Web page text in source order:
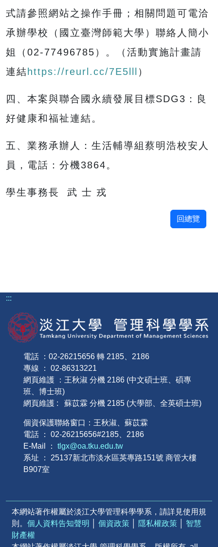
式請參照網站之操作手冊；相關問題可電洽
承辦學校（國立臺灣師範大學）聯絡人簡小
姐（02-77496785）。（活動實施計畫請
連結 https://reurl.cc/7E5lll ）
四、本案與聯合國永續發展目標SDG3：良
好健康和福祉連結。
五、業務承辦人：生活輔導組蔡明浩校安人
員，電話：分機3864。
學生事務長 武 士 戎
回總覽
:::
電話 ：02-26215656 轉 2185、2186
專線 ： 02-86313221
網頁維護 ：王秋淑 分機 2186 (中文碩士班、碩專
班、博士班)
網頁維護 : 蘇苡霖 分機 2185 (大學部、全英碩士班)
個資保護聯絡窗口：王秋淑、蘇苡霖
電話 ： 02-26215656#2185、2186
E-Mail ： tlgx@oa.tku.edu.tw
系址 ： 25137新北市淡水區英專路151號 商管大樓
B907室
本網站著作權屬於淡江大學管理科學學系，請詳見使用規
則。 個人資料告知聲明 個資政策 隱私權政策
智慧
財產權